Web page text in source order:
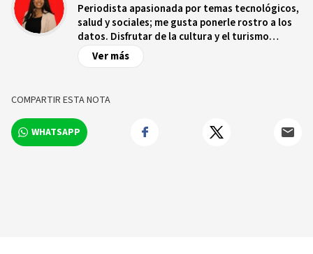
Periodista apasionada por temas tecnológicos,
salud y sociales; me gusta ponerle rostro a los
datos. Disfrutar de la cultura y el turismo
ecológico.
Ver más
COMPARTIR ESTA NOTA
WHATSAPP